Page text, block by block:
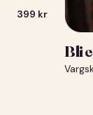
399 kr
Bli